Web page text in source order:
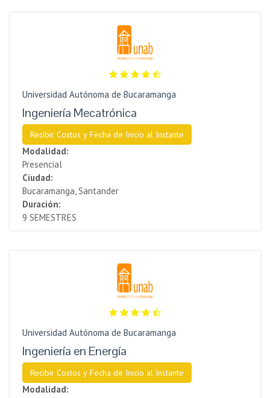
Universidad Autónoma de Bucaramanga
Ingeniería Mecatrónica
Recibir Costos y Fecha de Inicio al Instante
Modalidad:
Presencial
Ciudad:
Bucaramanga, Santander
Duración:
9 SEMESTRES
Universidad Autónoma de Bucaramanga
Ingeniería en Energía
Recibir Costos y Fecha de Inicio al Instante
Modalidad: